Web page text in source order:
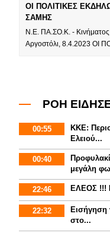
ΟΙ ΠΟΛΙΤΙΚΕΣ
ΣΑΜΗΣ
Ν.Ε. ΠΑ.ΣΟ.Κ. - Κινήματος
Αργοστόλι, 8.4.2023 ΟΙ
ΡΟΗ
00:55
ΚΚΕ:
Ελειού...
00:40
μεγάλη
22:46 ΕΛΕΟΣ !!!
22:32
Εισήγηση
στο...